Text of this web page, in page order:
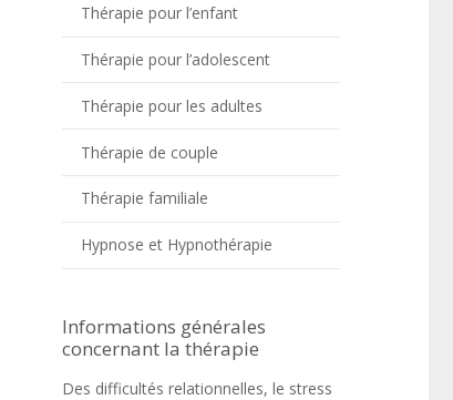
Thérapie pour l’enfant
Thérapie pour l’adolescent
Thérapie pour les adultes
Thérapie de couple
Thérapie familiale
Hypnose et Hypnothérapie
Informations générales
concernant la thérapie
Des difficultés relationnelles, le stress